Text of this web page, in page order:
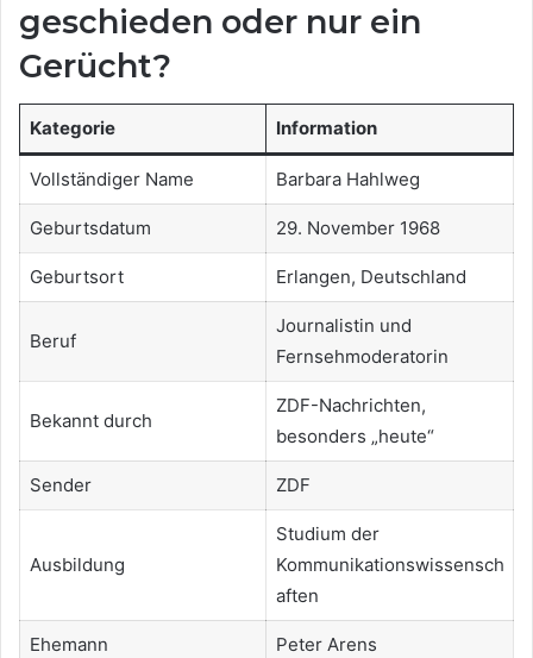
geschieden oder nur ein
Gerücht?
Kategorie Information
Vollständiger Name Barbara Hahlweg
Geburtsdatum 29. November 1968
Geburtsort Erlangen, Deutschland
Beruf
Journalistin und
Fernsehmoderatorin
Bekannt durch
ZDF-Nachrichten,
besonders „heute“
Sender ZDF
Ausbildung
Studium der
Kommunikationswissensch
aften
Ehemann Peter Arens